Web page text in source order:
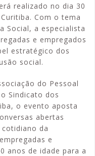
realizado no dia 30
Com o tema
Social, a especialista
e empregados
estratégico dos
social.
do Pessoal
Sindicato dos
o evento aposta
abertas
da
e
anos de idade para a